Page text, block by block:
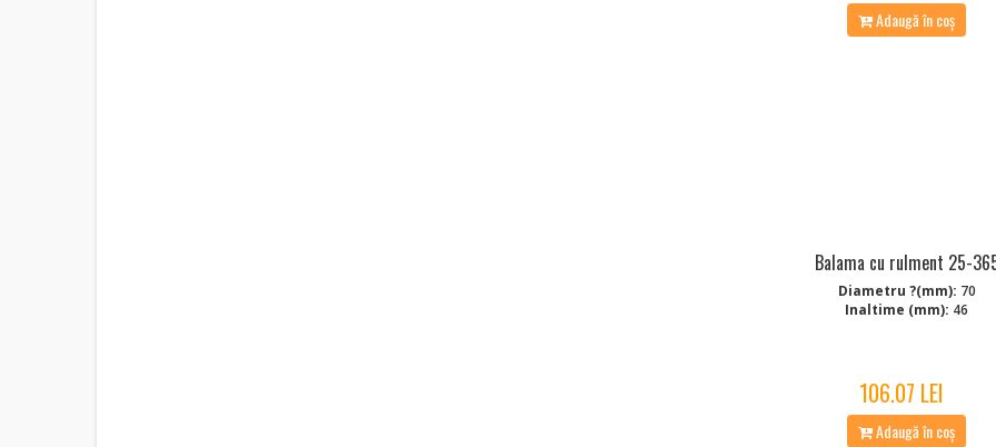
Adaugă în coș
Balama cu rulment 25-
Diametru ?(mm): 70
Inaltime (mm): 46
106.07 LEI
Adaugă în coș